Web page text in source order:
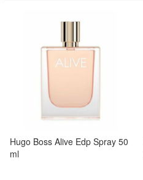
Hugo Boss Alive Edp Spray 50
ml